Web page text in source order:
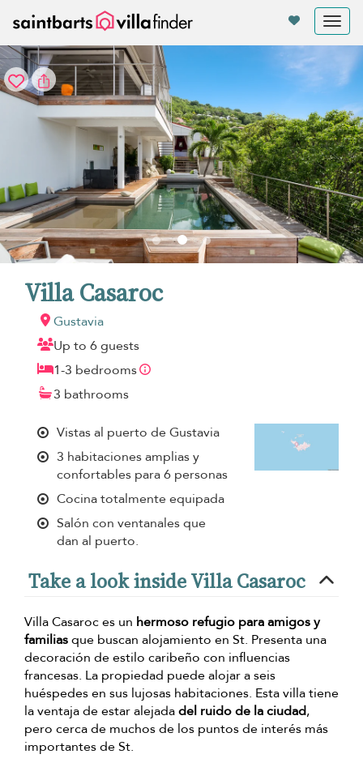
Villa Casaroc
Gustavia
Up to 6 guests
1-3 bedrooms
3 bathrooms
Vistas al puerto de Gustavia
3 habitaciones amplias y
confortables para 6 personas
Cocina totalmente equipada
Salón con ventanales que
dan al puerto.
Take a look inside Villa Casaroc
Villa Casaroc es un hermoso refugio para amigos y
familiasque buscan alojamiento en St. Presenta una
decoración de estilo caribeño con influencias
francesas. La propiedad puede alojar a seis
huéspedes en sus lujosas habitaciones. Esta villa tiene
la ventaja de estar alejadadel ruido de la ciudad,
pero cerca de muchos de los puntos de interés más
importantes de St.
Panel de gestión de cookies